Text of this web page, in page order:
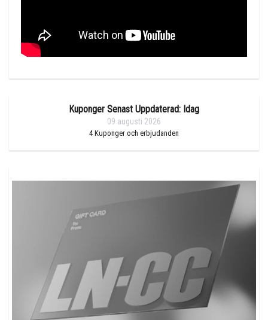
Kuponger Senast Uppdaterad: Idag
09 augusti 2026
4 Kuponger och erbjudanden